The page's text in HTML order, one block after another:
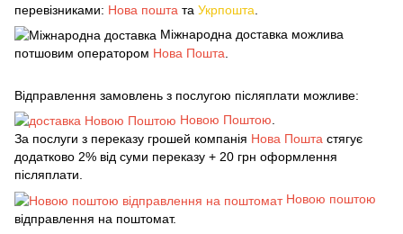
перевізниками: Нова пошта та Укрпошта
Міжнародна доставка можлива
потшовим оператором Нова Пошта
Відправлення замовлень з послугою післяплати можливе:
Новою Поштою
За послуги з переказу грошей компанія Нова Пошта стягує
додатково 2% від суми переказу + 20 грн оформлення
післяплати.
Новою поштою
відправлення на поштомат.